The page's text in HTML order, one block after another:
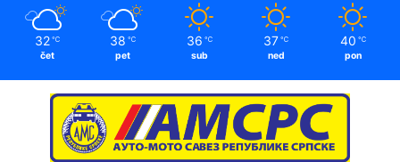
32 ℃
čet
38 ℃
pet
36 ℃
sub
37 ℃
ned
40 ℃
pon